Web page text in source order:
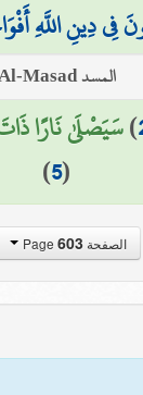
دِينِ اللَّهِ
المسد Al-Masad
)سَيَصْلَىٰ نَارًا
(
5
)
الصفحة Page603